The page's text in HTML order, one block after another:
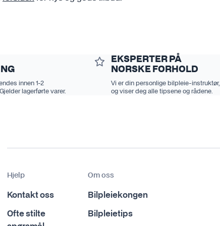
innen 1-2
lagerførte varer.
EKSPERTER PÅ
NORSKE FORHOLD
Vi er din personlige bilpleie-instruktør,
og viser deg alle tipsene og rådene.
Hjelp
Kontakt oss
Ofte stilte
Om oss
Bilpleiekongen
Bilpleietips